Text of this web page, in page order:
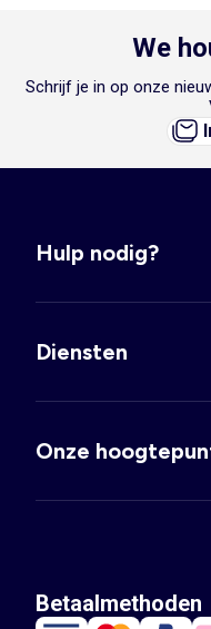
We
Schrijf je in op onze
Hulp nodig?
Diensten
Onze
Betaalmethoden